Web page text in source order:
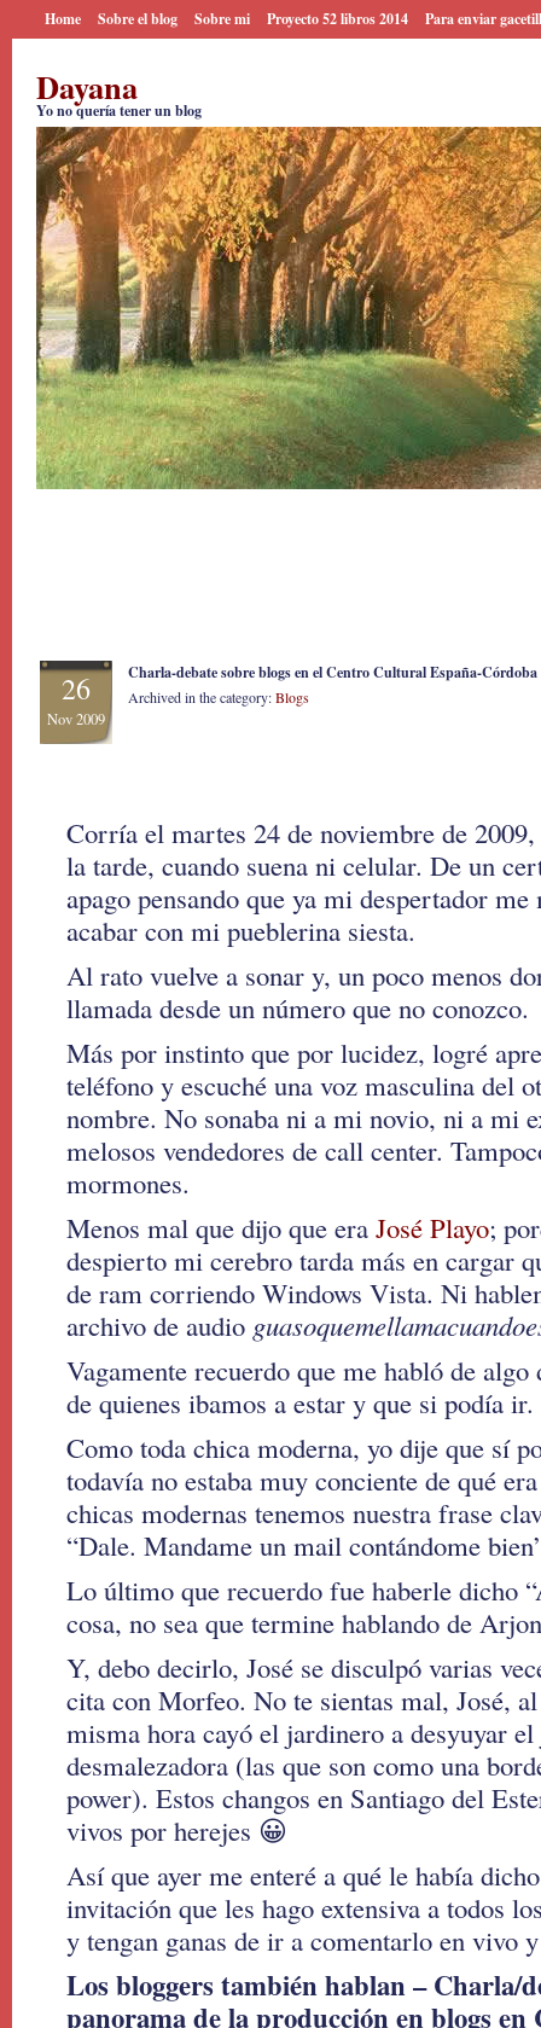
Home Sobre el blog Sobre mi Proyecto 52 libros 2014 Para enviar
Dayana
Yo no quería tener un blog
26
Nov 2009
Charla-debate sobre blogs en el Centro Cultural España-Córdoba
Archived in the category:Blogs
Corría el martes 24 de noviembre de 2009,
la tarde, cuando suena ni celular. De un
apago pensando que ya mi despertador
acabar con mi pueblerina siesta.
Al rato vuelve a sonar y, un poco menos
llamada desde un número que no conozco.
Más por instinto que por lucidez, logré
teléfono y escuché una voz masculina del
nombre. No sonaba ni a mi novio, ni a mi
melosos vendedores de call center.
mormones.
Menos mal que dijo que era José Playo;
despierto mi cerebro tarda más en cargar
de ram corriendo Windows Vista. Ni
archivo de audio
Vagamente recuerdo que me habló de
de quienes ibamos a estar y que si podía ir.
Como toda chica moderna, yo dije que sí
todavía no estaba muy conciente de qué
chicas modernas tenemos nuestra frase
“Dale. Mandame un mail contándome
Lo último que recuerdo fue haberle dicho
cosa, no sea que termine hablando de
Y, debo decirlo, José se disculpó varias
cita con Morfeo. No te sientas mal, José,
misma hora cayó el jardinero a desyuyar
desmalezadora (las que son como una
power). Estos changos en Santiago del
vivos por herejes 😀
Así que ayer me enteré a qué le había
invitación que les hago extensiva a todos
y tengan ganas de ir a comentarlo en vivo
Los bloggers también hablan – Charla/
panorama de la producción en blogs en